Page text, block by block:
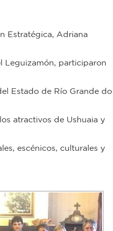
Estratégica, Adriana
Leguizamón, participaron
Estado de Río Grande do
atractivos de Ushuaia y
escénicos, culturales y